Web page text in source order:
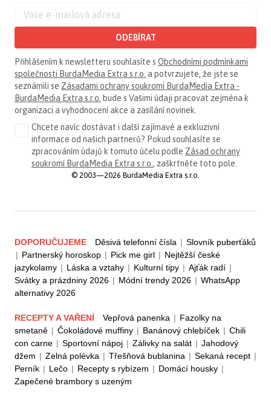
ODEBÍRAT
Přihlášením k newsletteru souhlasíte s Obchodními podmínkami
společnosti BurdaMedia Extra s.r.o. a potvrzujete, že jste se
seznámili se Zásadami ochrany soukromí BurdaMedia Extra -
BurdaMedia Extra s.r.o. bude s Vašimi údaji pracovat zejména k
organizaci a vyhodnocení akce a zasílání novinek.
Chcete navíc dostávat i další zajímavé a exkluzivní
informace od našich partnerů? Pokud souhlasíte se
zpracováním údajů k tomuto účelu podle Zásad ochrany
soukromí BurdaMedia Extra s.r.o. , zaškrtněte toto pole.
© 2003—2026 BurdaMedia Extra s.r.o.
DOPORUČUJEME Děsivá telefonní čísla | Slovník puberťáků
| Partnerský horoskop | Pick me girl | Nejtěžší české
jazykolamy | Láska a vztahy | Kulturní tipy | Ajťák radí |
Svátky a prázdniny 2026 | Módní trendy 2026 | WhatsApp
alternativy 2026
RECEPTY A VAŘENÍ Vepřová panenka | Fazolky na
smetaně | Čokoládové muffiny | Banánový chlebíček | Chili
con carne | Sportovní nápoj | Zálivky na salát | Jahodový
džem | Zelná polévka | Třešňová bublanina | Sekaná recept |
Perník | Lečo | Recepty s rybízem | Domácí housky |
Zapečené brambory s uzeným